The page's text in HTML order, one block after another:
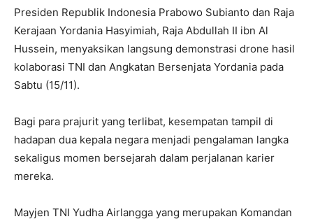
Presiden Republik Indonesia Prabowo Subianto dan Raja
Kerajaan Yordania Hasyimiah, Raja Abdullah II ibn Al
Hussein, menyaksikan langsung demonstrasi drone hasil
kolaborasi TNI dan Angkatan Bersenjata Yordania pada
Sabtu (15/11).
Bagi para prajurit yang terlibat, kesempatan tampil di
hadapan dua kepala negara menjadi pengalaman langka
sekaligus momen bersejarah dalam perjalanan karier
mereka.
Mayjen TNI Yudha Airlangga yang merupakan Komandan